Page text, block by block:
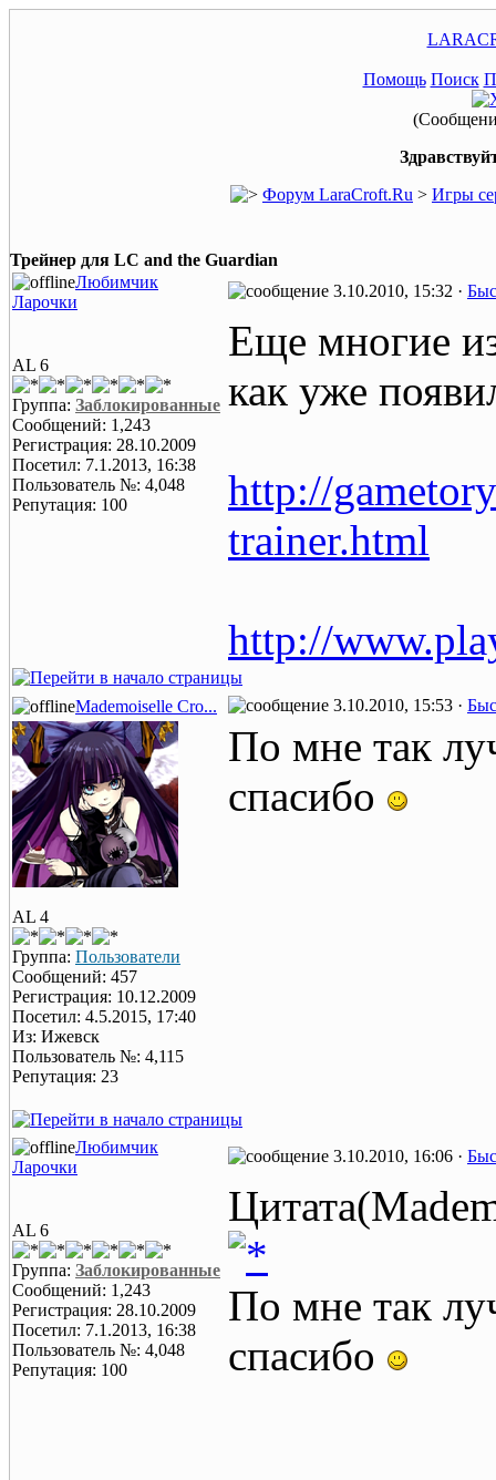
Помощь Поиск
Форум LaraCroft.Ru > Игры
Трейнер для LC and the Guardian
Любимчик
Ларочки
3.10.2010, 15:32 ·
AL 6
Группа: Заблокированные
Сообщений: 1,243
Регистрация: 28.10.2009
Посетил: 7.1.2013, 16:38
Пользователь №: 4,048
Репутация: 100
Еще многие
как уже
http://
trainer.html
http://
Mademoiselle Cro... 3.10.2010, 15:53 ·
AL 4
Группа: Пользователи
Сообщений: 457
Регистрация: 10.12.2009
Посетил: 4.5.2015, 17:40
Из: Ижевск
Пользователь №: 4,115
Репутация: 23
По мне так
спасибо
Любимчик
Ларочки
3.10.2010, 16:06 ·
AL 6
Группа: Заблокированные
Сообщений: 1,243
Регистрация: 28.10.2009
Посетил: 7.1.2013, 16:38
Пользователь №: 4,048
Репутация: 100
По мне так
спасибо